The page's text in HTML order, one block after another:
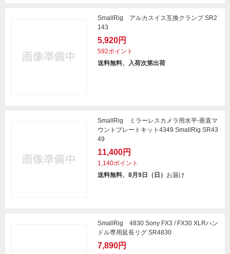
SmallRig アルカスイス互換クランプ SR2
143
5,920円
592ポイント
送料無料、入荷次第出荷
SmallRig ミラーレスカメラ用水平-垂直マ
ウントプレートキット4349 SmallRig SR43
49
11,400円
1,140ポイント
送料無料、8月9日（日） お届け
SmallRig 4830 Sony FX3 / FX30 XLRハン
ドル専用延長リグ SR4830
7,890円